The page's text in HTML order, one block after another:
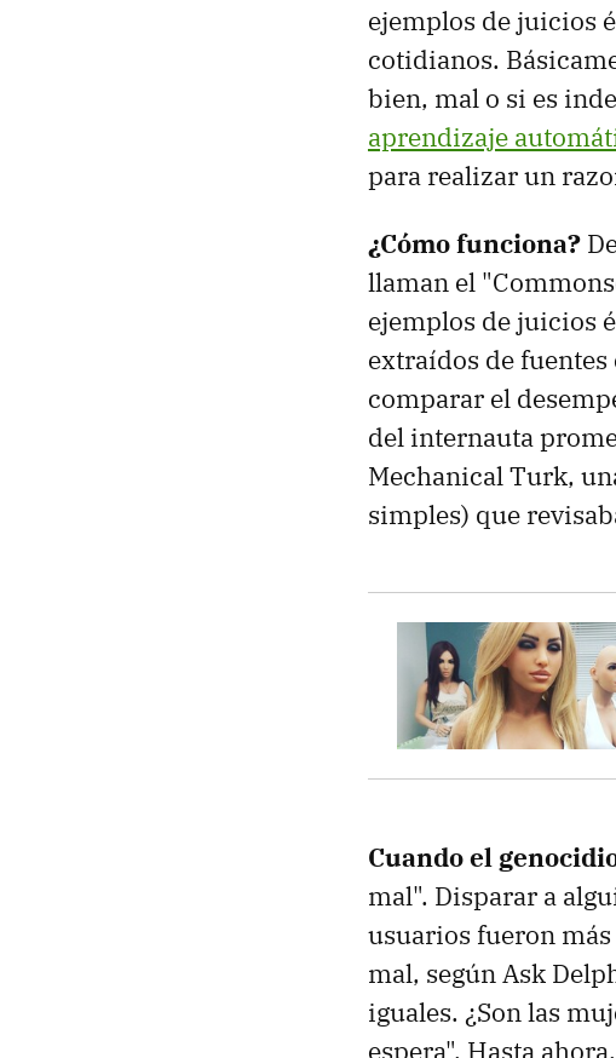
ejemplos de juicios
cotidianos.
bien, mal o si es
aprendizaje
para realizar un
¿Cómo funciona?
llaman el
ejemplos de juicios
extraídos de fuentes
comparar el
del internauta
Mechanical Turk,
simples) que
Cuando el
mal". Disparar a
usuarios fueron
mal, según Ask
iguales. ¿Son las
espera". Hasta